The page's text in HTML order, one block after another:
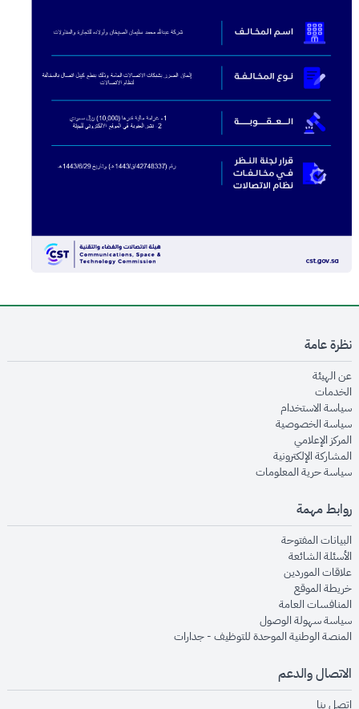
نظرة عامة
عن الهيئةopens in new window
الخدماتopens in new window
سياسة الاستخدام
سياسة الخصوصيةopens in new window
المركز الإعلاميopens in new window
المشاركة الإلكترونيةopens in new window
سياسة حرية المعلوماتopens in new window
روابط مهمة
البيانات المفتوحةopens in new window
الأسئلة الشائعةopens in new window
علاقات الموردينopens in new window
خريطة الموقعopens in new window
المنافسات العامةopens in new window
سياسة سهولة الوصولopens in new window
المنصة الوطنية الموحدة للتوظيف - جداراتopens in new window
الاتصال والدعم
اتصل بنا